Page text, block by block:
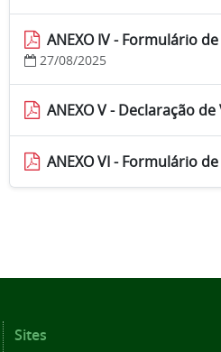
ANEXO IV - Formulário
27/08/2025
ANEXO V - Declaração
ANEXO VI - Formulário
Sites